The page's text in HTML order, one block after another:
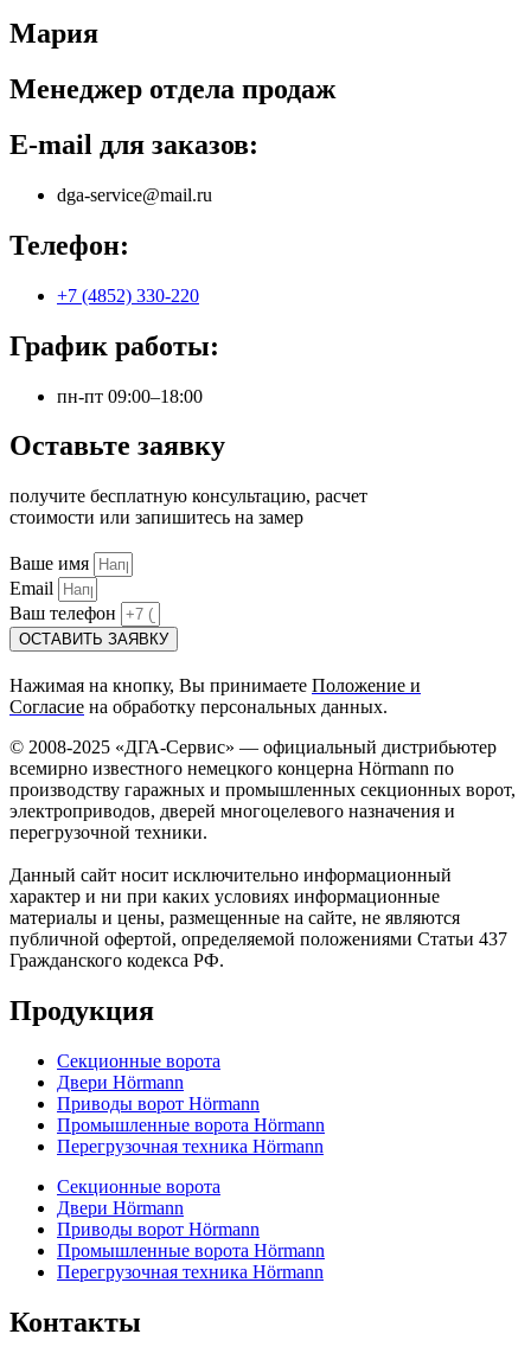
Мария
Менеджер отдела продаж
E-mail для заказов:
dga-service@mail.ru
Телефон:
+7 (4852) 330-220
График работы:
пн-пт 09:00–18:00
Оставьте заявку
получите бесплатную консультацию, расчет
стоимости или запишитесь на замер
Ваше имя
Email
Ваш телефон
ОСТАВИТЬ ЗАЯВКУ
Нажимая на кнопку, Вы принимаете Положение и
Согласие на обработку персональных данных.
© 2008-2025 «ДГА-Сервис» — официальный дистрибьютер
всемирно известного немецкого концерна Hörmann по
производству гаражных и промышленных секционных ворот,
электроприводов, дверей многоцелевого назначения и
перегрузочной техники.
Данный сайт носит исключительно информационный
характер и ни при каких условиях информационные
материалы и цены, размещенные на сайте, не являются
публичной офертой, определяемой положениями Статьи 437
Гражданского кодекса РФ.
Продукция
Секционные ворота
Двери Hörmann
Приводы ворот Hörmann
Промышленные ворота Hörmann
Перегрузочная техника Hörmann
Секционные ворота
Двери Hörmann
Приводы ворот Hörmann
Промышленные ворота Hörmann
Перегрузочная техника Hörmann
Контакты